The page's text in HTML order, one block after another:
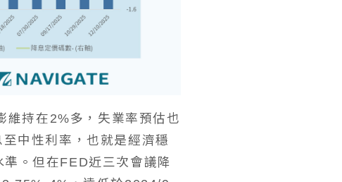
維持在2%多，失業率預估也
中性利率，也就是經濟穩
。但在FED近三次會議降